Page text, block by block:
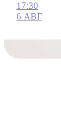
17:30
6 АВГ